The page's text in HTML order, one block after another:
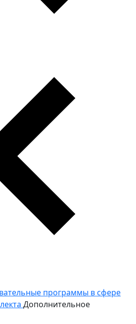
программы в сфере
Дополнительное